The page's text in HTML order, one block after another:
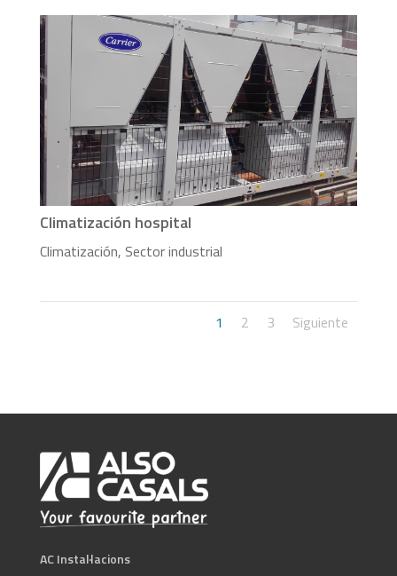
Climatización hospital
Climatización, Sector industrial
1 2 3 Siguiente
AC Instal·lacions